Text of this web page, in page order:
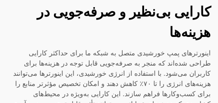
کارایی بی‌نظیر و صرفه‌جویی در
هزینه‌ها
اینورترهای پمپ خورشیدی متصل به شبکه ما برای حداکثر کارایی
طراحی شده‌اند که منجر به صرفه‌جویی قابل توجه در هزینه‌ها برای
کاربران می‌شود. با استفاده از انرژی خورشیدی، این اینورترها می‌توانند
هزینه‌های انرژی را تا ۷۰٪ کاهش دهند و امکان تخصیص مؤثرتر منابع را
برای کسب‌وکارها فراهم سازند. این کارایی به‌ویژه در محیط‌های